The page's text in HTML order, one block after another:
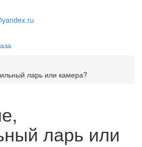
ларь или камера?
ларь или